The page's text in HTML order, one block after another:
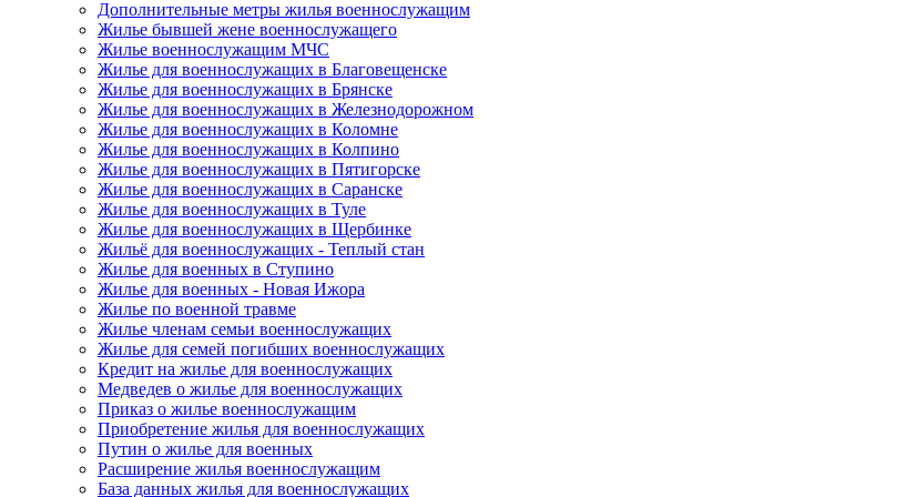
Дополнительные метры жилья военнослужащим
Жилье бывшей жене военнослужащего
Жилье военнослужащим МЧС
Жилье для военнослужащих в Благовещенске
Жилье для военнослужащих в Брянске
Жилье для военнослужащих в Железнодорожном
Жилье для военнослужащих в Коломне
Жилье для военнослужащих в Колпино
Жилье для военнослужащих в Пятигорске
Жилье для военнослужащих в Саранске
Жилье для военнослужащих в Туле
Жилье для военнослужащих в Щербинке
Жильё для военнослужащих - Теплый стан
Жилье для военных в Ступино
Жилье для военных - Новая Ижора
Жилье по военной травме
Жилье членам семьи военнослужащих
Жилье для семей погибших военнослужащих
Кредит на жилье для военнослужащих
Медведев о жилье для военнослужащих
Приказ о жилье военнослужащим
Приобретение жилья для военнослужащих
Путин о жилье для военных
Расширение жилья военнослужащим
База данных жилья для военнослужащих